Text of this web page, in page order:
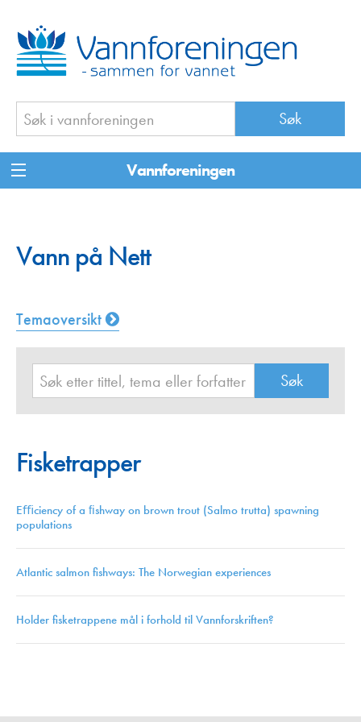
Vannforeningen
Vann på Nett
Temaoversikt
Fisketrapper
Eﬃciency of a ﬁshway on brown trout (Salmo trutta) spawning
populations
Atlantic salmon fishways: The Norwegian experiences
Holder fisketrappene mål i forhold til Vannforskriften?